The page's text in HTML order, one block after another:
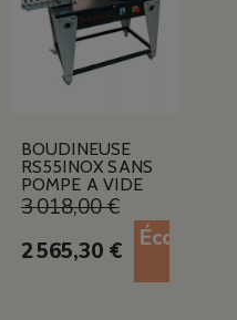
BOUDINEUSE
RS55INOX SANS
POMPE A VIDE
3 018,00 €
2 565,30 €